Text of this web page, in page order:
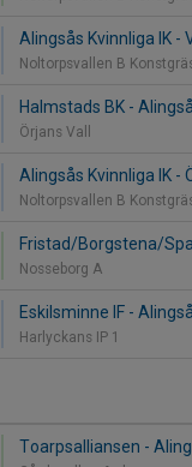
Alingsås Kvinnliga IK -
Noltorpsvallen B
Halmstads BK -
Örjans Vall
Alingsås Kvinnliga IK -
Noltorpsvallen B
Fristad/Borgstena/
Nosseborg A
Eskilsminne IF -
Harlyckans IP 1
Toarpsalliansen -